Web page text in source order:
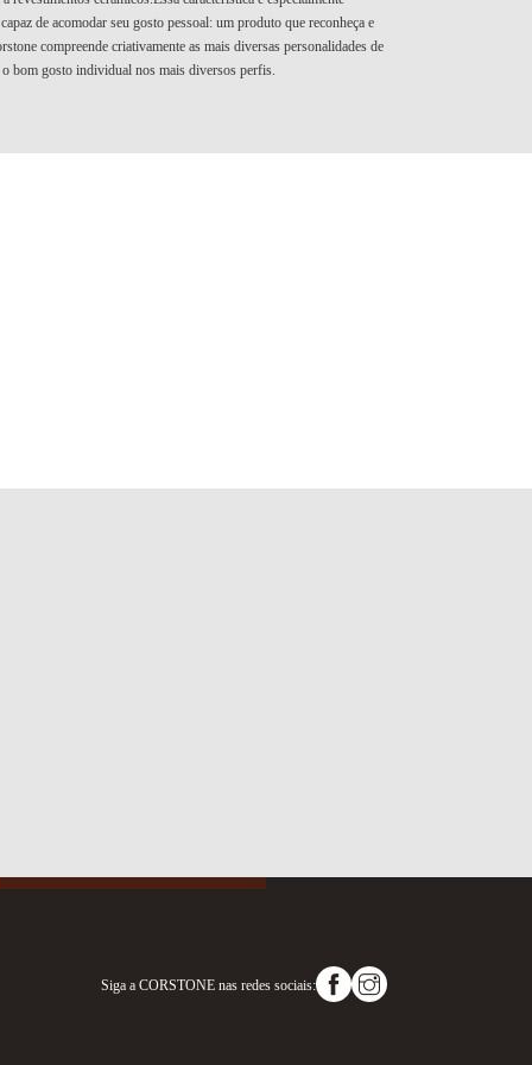
de acomodar seu gosto pessoal: um produto que reconheça e
compreende criativamente as mais diversas personalidades de
bom gosto individual nos mais diversos perfis.
Siga a CORSTONE nas redes sociais: